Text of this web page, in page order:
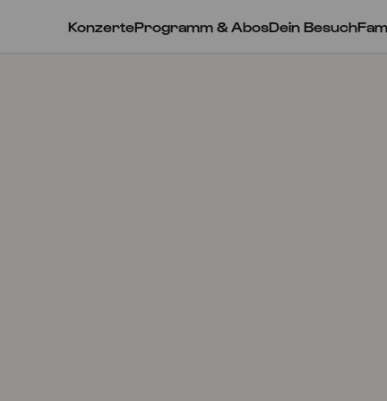
KonzerteProgramm & AbosDein Besuch